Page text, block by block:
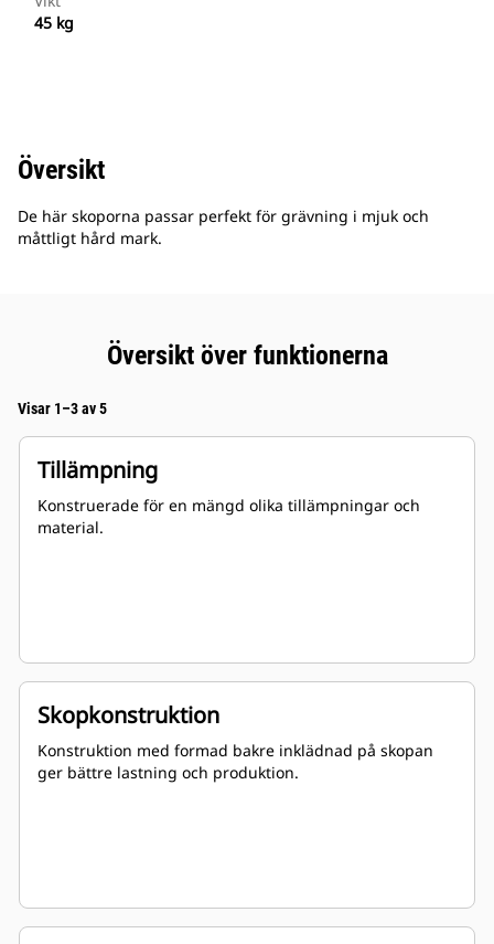
45 kg
Översikt
De här skoporna passar perfekt för grävning i mjuk och
måttligt hård mark.
Översikt över funktionerna
Visar 1–3 av 5
Tillämpning
Konstruerade för en mängd olika tillämpningar och
material.
Skopkonstruktion
Konstruktion med formad bakre inklädnad på skopan
ger bättre lastning och produktion.